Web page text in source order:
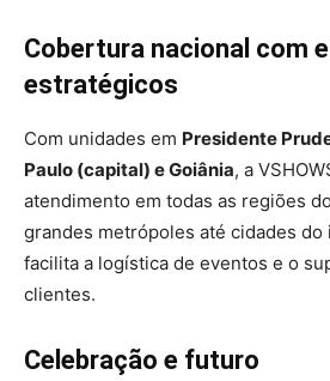
Cobertura nacional com
estratégicos
Com unidades em Presidente
Paulo (capital) e Goiânia, a
atendimento em todas as regiões
grandes metrópoles até cidades do
facilita a logística de eventos e o
clientes.
Celebração e futuro